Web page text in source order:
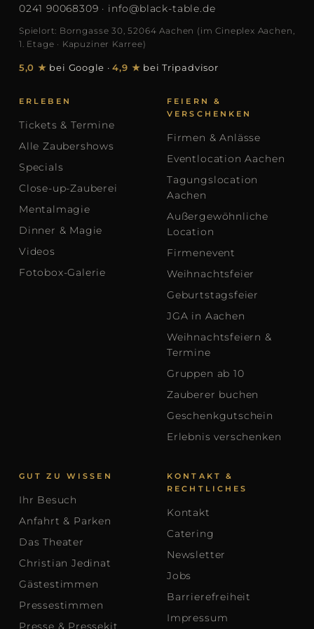
0241 90068309 · info@black-table.de
Spielort: Borngasse 30, 52064 Aachen (im Cineplex Aachen,
1. Etage · Kapuziner Karree)
5,0 ★ bei Google ·4,9 ★ bei Tripadvisor
ERLEBEN
Tickets & Termine
Alle Zaubershows
Specials
Close-up-Zauberei
Mentalmagie
Dinner & Magie
Videos
Fotobox-Galerie
FEIERN &
VERSCHENKEN
Firmen & Anlässe
Eventlocation Aachen
Tagungslocation
Aachen
Außergewöhnliche
Location
Firmenevent
Weihnachtsfeier
Geburtstagsfeier
JGA in Aachen
Weihnachtsfeiern &
Termine
Gruppen ab 10
Zauberer buchen
Geschenkgutschein
Erlebnis verschenken
GUT ZU WISSEN
Ihr Besuch
Anfahrt & Parken
Das Theater
Christian Jedinat
Gästestimmen
Pressestimmen
Presse & Pressekit
KONTAKT &
RECHTLICHES
Kontakt
Catering
Newsletter
Jobs
Barrierefreiheit
Impressum